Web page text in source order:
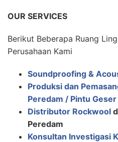
OUR SERVICES
Berikut Beberapa Ruang
Perusahaan Kami
Soundproofing &
Produksi dan
Peredam / Pintu
Distributor Rockwool
Peredam
Konsultan Investigasi